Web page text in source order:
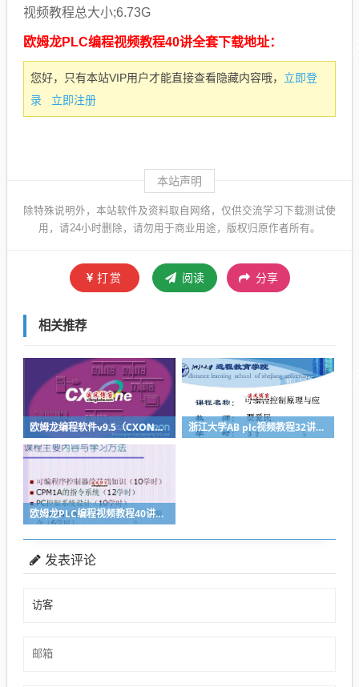
视频教程总大小;6.73G
欧姆龙PLC编程视频教程40讲全套下载地址：
您好，只有本站VIP用户才能直接查看隐藏内容哦， 立即登
录
立即注册
本站声明
除特殊说明外，本站软件及资料取自网络，仅供交流学习下载测试使
用，请24小时删除，请勿用于商业用途，版权归原作者所有。
打赏 阅读 分享
相关推荐
欧姆龙编程软件v9.5（CXONE-V4.31）支持win764位 浙江大学AB plc视频教程32讲全套下载
欧姆龙PLC编程视频教程40讲全套
发表评论